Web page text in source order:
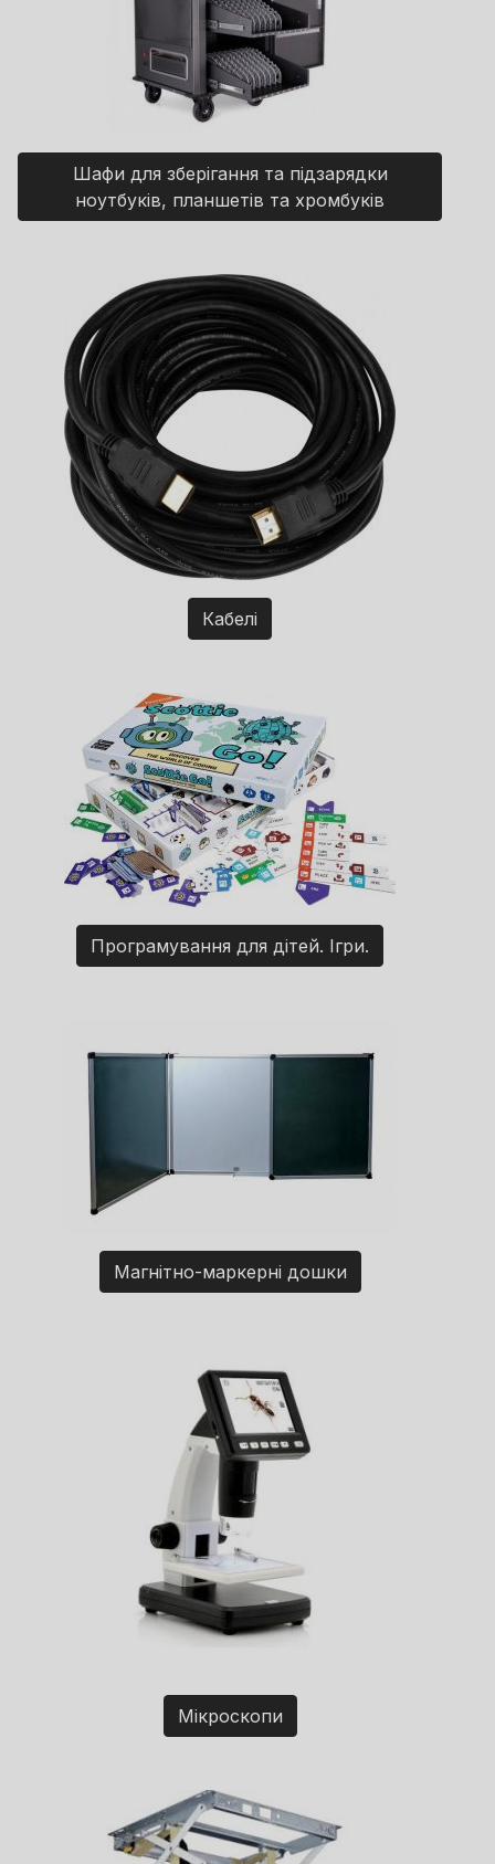
Шафи для зберігання та підзарядки
ноутбуків, планшетів та хромбуків
Кабелі
Програмування для дітей. Ігри.
Магнітно-маркерні дошки
Мікроскопи